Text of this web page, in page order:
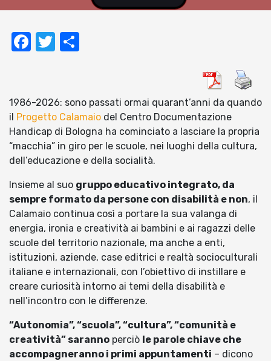
Facebook
Twitter
1986-2026: sono passati ormai quarant’anni da quando
il Progetto Calamaio del Centro Documentazione
Handicap di Bologna ha cominciato a lasciare la propria
“macchia” in giro per le scuole, nei luoghi della cultura,
dell’educazione e della socialità.
Insieme al suo gruppo educativo integrato, da
sempre formato da persone con disabilità e non, il
Calamaio continua così a portare la sua valanga di
energia, ironia e creatività ai bambini e ai ragazzi delle
scuole del territorio nazionale, ma anche a enti,
istituzioni, aziende, case editrici e realtà socioculturali
italiane e internazionali, con l’obiettivo di instillare e
creare curiosità intorno ai temi della disabilità e
nell’incontro con le differenze.
“Autonomia”, “scuola”, “cultura”, “comunità e
creatività” saranno perciò le parole chiave che
accompagneranno i primi appuntamenti – dicono